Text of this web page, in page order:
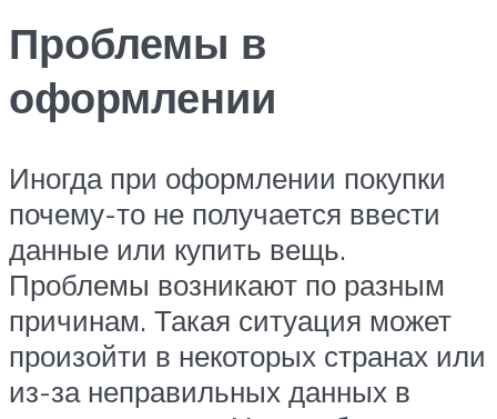
Проблемы в
оформлении
Иногда при оформлении покупки
почему-то не получается ввести
данные или купить вещь.
Проблемы возникают по разным
причинам. Такая ситуация может
произойти в некоторых странах или
из-за неправильных данных в